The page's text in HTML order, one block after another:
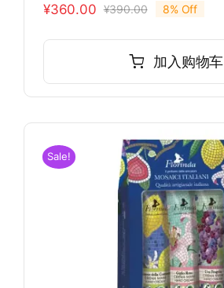
¥390.00原
¥390.00。
¥360.00
当
格
¥360.00。
8% Off
加入购物车
Sale!